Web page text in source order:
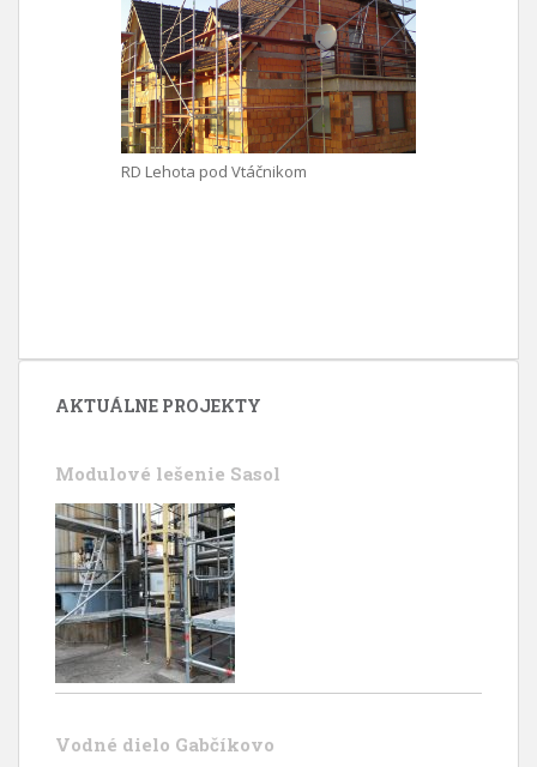
RD Lehota pod Vtáčnikom
AKTUÁLNE PROJEKTY
Modulové lešenie Sasol
Vodné dielo Gabčíkovo